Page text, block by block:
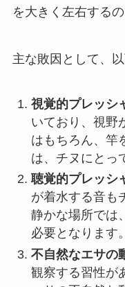
を大きく左右するの
主な敗因として、
視覚的プレッシ
いており、視野
はもちろん、竿
は、チヌにとっ
聴覚的プレッシ
が着水する音も
静かな場所では
必要となります。
不自然なエサの
観察する習性が